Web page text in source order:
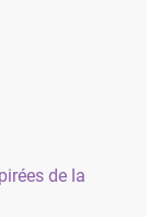
de la